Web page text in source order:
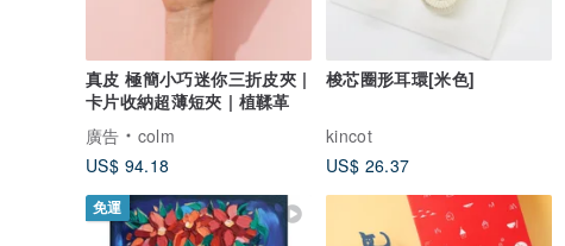
真皮 極簡小巧迷你三折皮夾 |
卡片收納超薄短夾 | 植鞣革
廣告
colm
US$ 94.18
梭芯圈形耳環[米色]
kincot
US$ 26.37
免運